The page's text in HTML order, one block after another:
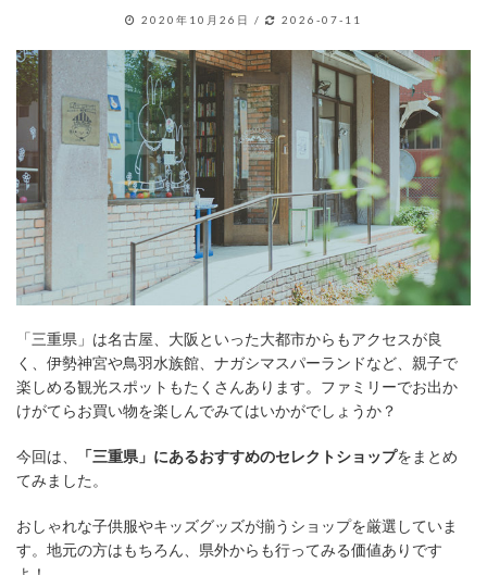
2020年10月26日 / 2026-07-11
「三重県」は名古屋、大阪といった大都市からもアクセスが良
く、伊勢神宮や鳥羽水族館、ナガシマスパーランドなど、親子で
楽しめる観光スポットもたくさんあります。ファミリーでお出か
けがてらお買い物を楽しんでみてはいかがでしょうか？
今回は、 「三重県」にあるおすすめのセレクトショップをまとめ
てみました。
おしゃれな子供服やキッズグッズが揃うショップを厳選していま
す。地元の方はもちろん、県外からも行ってみる価値ありです